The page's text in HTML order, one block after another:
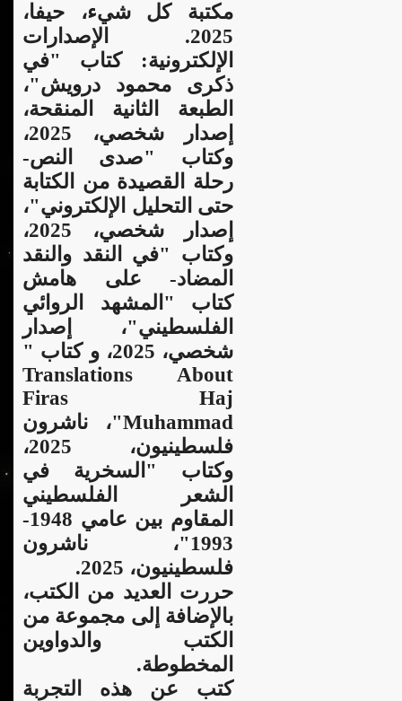
مكتبة كل شيء، حيفا،
2025. الإصدارات
الإلكترونية: كتاب "في
ذكرى محمود درويش"،
الطبعة الثانية المنقحة،
إصدار شخصي، 2025،
وكتاب "صدى النص-
رحلة القصيدة من الكتابة
حتى التحليل الإلكتروني"،
إصدار شخصي، 2025،
وكتاب "في النقد والنقد
المضاد- على هامش
كتاب "المشهد الروائي
الفلسطيني"، إصدار
شخصي، 2025، و كتاب "
Translations About
Firas Haj
Muhammad"، ناشرون
فلسطينيون، 2025،
وكتاب "السخرية في
الشعر الفلسطيني
المقاوم بين عامي 1948-
1993"، ناشرون
فلسطينيون، 2025.
حررت العديد من الكتب،
بالإضافة إلى مجموعة من
الكتب والدواوين
المخطوطة.
كتب عن هذه التجربة